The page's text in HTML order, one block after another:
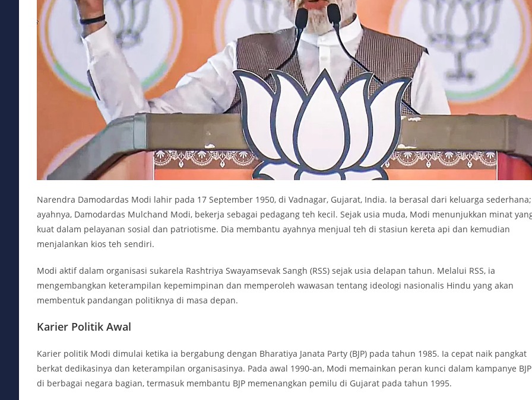
Narendra Damodardas Modi lahir pada 17 September 1950, di Vadnagar, Gujarat, India. Ia berasal dari keluarga sederhana;
ayahnya, Damodardas Mulchand Modi, bekerja sebagai pedagang teh kecil. Sejak usia muda, Modi menunjukkan minat
kuat dalam pelayanan sosial dan patriotisme. Dia membantu ayahnya menjual teh di stasiun kereta api dan kemudian
menjalankan kios teh sendiri.
Modi aktif dalam organisasi sukarela Rashtriya Swayamsevak Sangh (RSS) sejak usia delapan tahun. Melalui RSS, ia
mengembangkan keterampilan kepemimpinan dan memperoleh wawasan tentang ideologi nasionalis Hindu yang akan
membentuk pandangan politiknya di masa depan.
Karier Politik Awal
Karier politik Modi dimulai ketika ia bergabung dengan Bharatiya Janata Party (BJP) pada tahun 1985. Ia cepat naik pangkat
berkat dedikasinya dan keterampilan organisasinya. Pada awal 1990-an, Modi memainkan peran kunci dalam kampanye BJP
di berbagai negara bagian, termasuk membantu BJP memenangkan pemilu di Gujarat pada tahun 1995.